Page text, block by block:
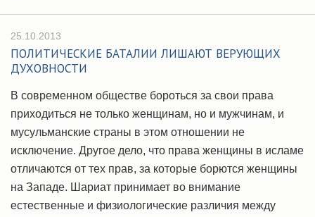
25.10.2013
ПОЛИТИЧЕСКИЕ БАТАЛИИ ЛИШАЮТ ВЕРУЮЩИХ
ДУХОВНОСТИ
В современном обществе бороться за свои права
приходиться не только женщинам, но и мужчинам, и
мусульманские страны в этом отношении не
исключение. Другое дело, что права женщины в исламе
отличаются от тех прав, за которые борются женщины
на Западе. Шариат принимает во внимание
естественные и физиологические различия между